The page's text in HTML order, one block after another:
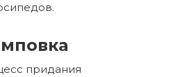
придания